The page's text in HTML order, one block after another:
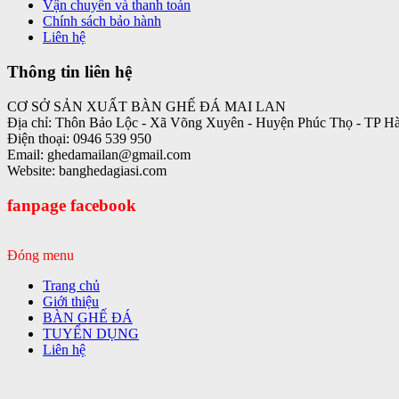
Vận chuyển và thanh toán
Chính sách bảo hành
Liên hệ
Thông tin liên hệ
CƠ SỞ SẢN XUẤT BÀN GHẾ ĐÁ MAI LAN
Địa chỉ: Thôn Bảo Lộc - Xã Võng Xuyên - Huyện Phúc Thọ - TP
Điện thoại: 0946 539 950
Email: ghedamailan@gmail.com
Website: banghedagiasi.com
fanpage facebook
Đóng menu
Trang chủ
Giới thiệu
BÀN GHẾ ĐÁ
TUYỂN DỤNG
Liên hệ